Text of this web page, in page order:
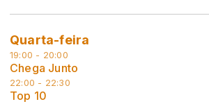
Quarta-feira
19:00 - 20:00
Chega Junto
22:00 - 22:30
Top 10